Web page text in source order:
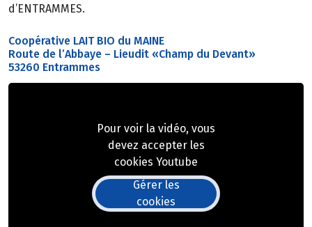
d’ENTRAMMES.
Coopérative LAIT BIO du MAINE
Route de l’Abbaye – Lieudit «Champ du Devant»
53260 Entrammes
Pour voir la vidéo, vous
devez accepter les
cookies Youtube
Gérer les
cookies